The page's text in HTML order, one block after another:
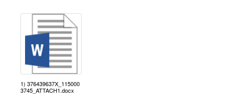
1) 376439637X_115000
3745_ATTACH1.docx